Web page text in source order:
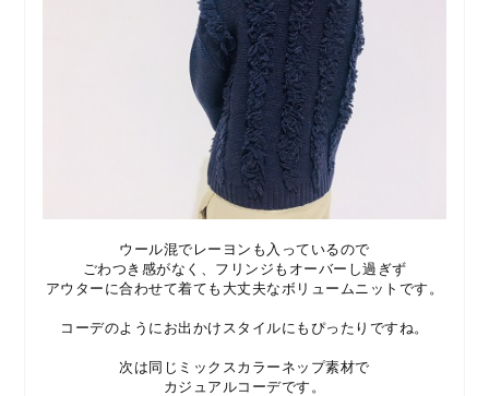
ウール混でレーヨンも入っているので
ごわつき感がなく、フリンジもオーバーし過ぎず
アウターに合わせて着ても大丈夫なボリュームニットです。
コーデのようにお出かけスタイルにもぴったりですね。
次は同じミックスカラーネップ素材で
カジュアルコーデです。